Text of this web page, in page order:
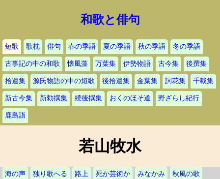
和歌と俳句
短歌 歌枕 俳句 春の季語 夏の季語 秋の季語 冬の季語
古事記の中の和歌 懐風藻 万葉集 伊勢物語 古今集 後撰集
拾遺集 源氏物語の中の短歌 後拾遺集 金葉集 詞花集 千載集
新古今集 新勅撰集 続後撰集 おくのほそ道 野ざらし紀行
鹿島詣
若山牧水
海の声 独り歌へる 路上 死か芸術か みなかみ 秋風の歌